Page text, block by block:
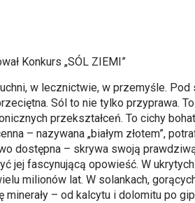
Konkurs „SÓL ZIEMI”
w lecznictwie, w przemyśle. Pod
Sól to nie tylko przyprawa.
przekształceń. To cichy
– nazywana „białym złotem”,
dostępna – skrywa swoją
jej fascynującą opowieść. W
milionów lat. W solankach,
– od kalcytu i dolomitu po